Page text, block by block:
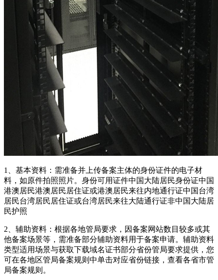
1、基本资料：需准备并上传备案主体的身份证件的电子材
料，如原件拍照照片。身份可用证件中国大陆居民身份证中国
港澳居民港澳居民居住证或港澳居民来往内地通行证中国台湾
居民台湾居民居住证或台湾居民来往大陆通行证非中国大陆居
民护照
2、辅助资料：根据各地管局要求，因备案网站数目较多或其
他备案场景等，需准备部分辅助资料用于备案申请。辅助资料
类型适用场景与获取下载域名证书部分省份管局要求提供，您
可在各地区管局备案规则中单击对应省份链接，查看各省市管
局备案规则。